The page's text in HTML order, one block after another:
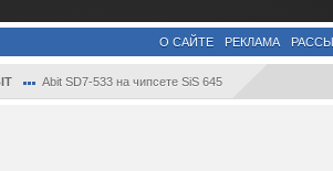
О САЙТЕ РЕКЛАМА
Abit SD7-533 на чипсете SiS 645